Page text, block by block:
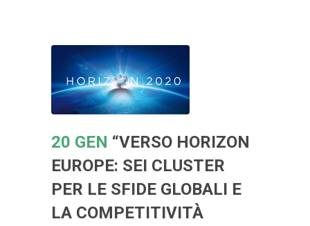
20 GEN “VERSO HORIZON
EUROPE: SEI CLUSTER
PER LE SFIDE GLOBALI E
LA COMPETITIVITÀ